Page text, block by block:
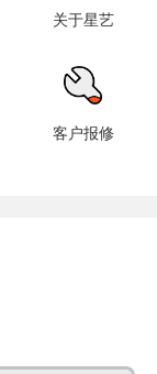
关于星艺
客户报修